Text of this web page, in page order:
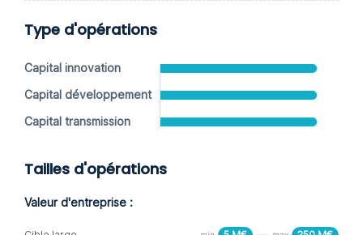
Type d'opérations
Capital innovation
Capital développement
Capital transmission
Tailles d'opérations
Valeur d'entreprise :